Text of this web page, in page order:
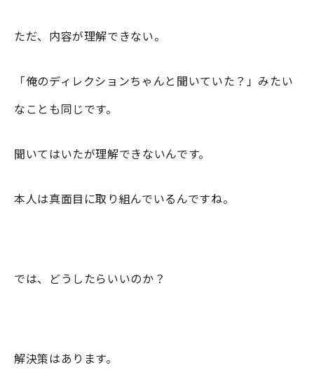
ただ、内容が理解できない。
「俺のディレクションちゃんと聞いていた？」みたい
なことも同じです。
聞いてはいたが理解できないんです。
本人は真面目に取り組んでいるんですね。
では、どうしたらいいのか？
解決策はあります。